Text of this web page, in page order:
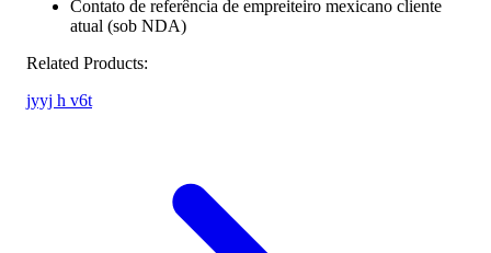
Contato de referência de empreiteiro mexicano cliente
atual (sob NDA)
Related Products:
jyyj h v6t